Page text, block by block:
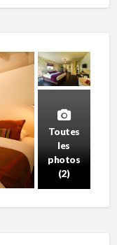
Toutes
les
photos
(2)